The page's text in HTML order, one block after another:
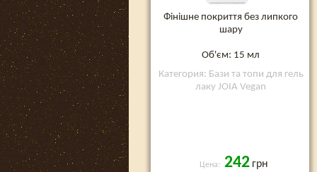
Фінішне покриття без липкого
шару
Об'єм: 15 мл
Категория: Бази та топи для гель
лаку JOIA Vegan
Цена: 242 грн